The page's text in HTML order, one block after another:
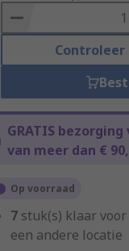
Basket
GRATIS
van meer dan €
Op voorraad
7 stuk(s) klaar
een andere locatie